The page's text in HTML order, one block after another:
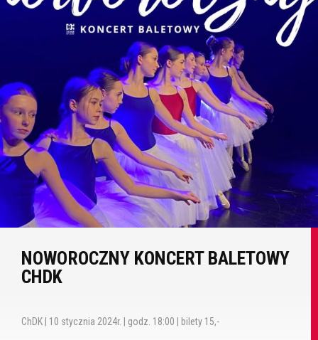
NOWOROCZNY KONCERT BALETOWY
CHDK
ChDK | 10 stycznia 2024r. | godz. 18:00 | bilety 15,-